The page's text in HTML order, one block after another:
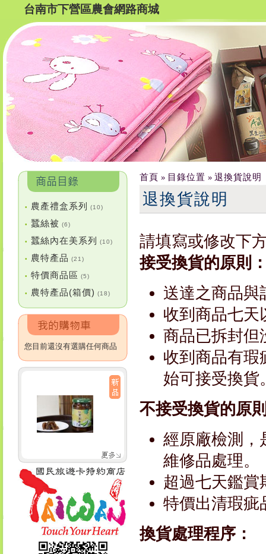
台南市下營區農會網路商城
• 農產禮盒系列 (10)
• 蠶絲被 (6)
• 蠶絲內在美系列 (10)
• 農特產品 (21)
• 特價商品區 (5)
• 農特產品(箱價) (18)
您目前還沒有選購任何商品
首頁 » 目錄位置 » 退換貨說明
退換貨說明
請填寫或修改下
接受換貨的原則
送達之商品與
收到商品七天
商品已拆封但
收到商品有瑕
始可接受換貨
不接受換貨的原
經原廠檢測，
維修品處理。
超過七天鑑賞
特價出清瑕疵
換貨處理程序：